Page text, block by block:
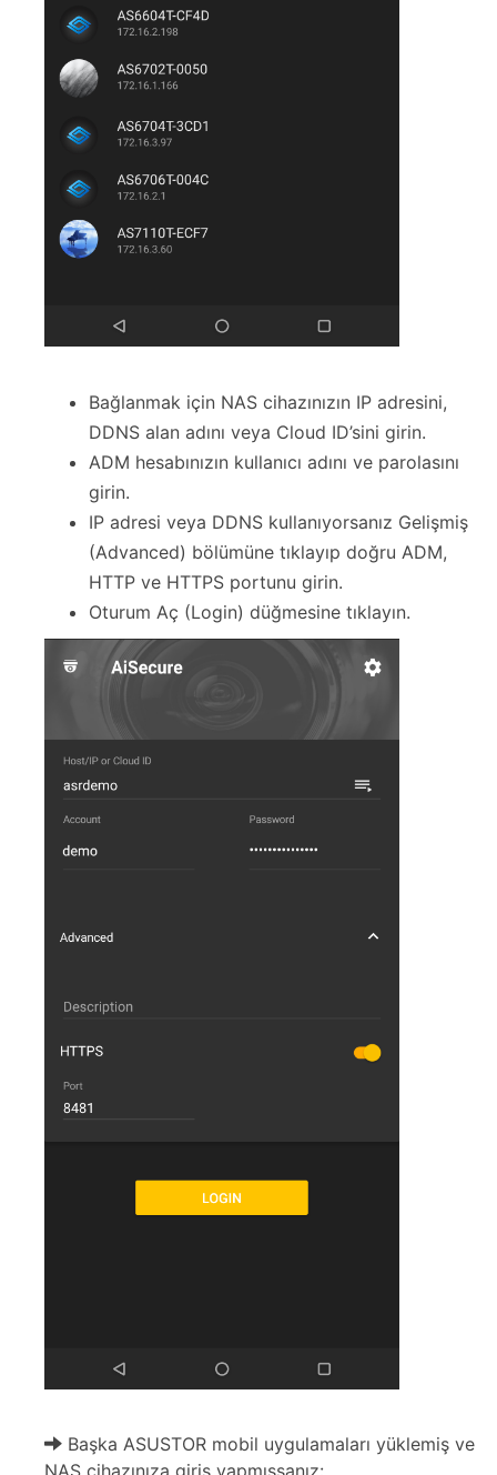
Bağlanmak için NAS cihazınızın IP adresini,
DDNS alan adını veya Cloud ID’sini girin.
ADM hesabınızın kullanıcı adını ve parolasını
girin.
IP adresi veya DDNS kullanıyorsanız Gelişmiş
(Advanced) bölümüne tıklayıp doğru ADM,
HTTP ve HTTPS portunu girin.
Oturum Aç (Login) düğmesine tıklayın.
Başka ASUSTOR mobil uygulamaları yüklemiş ve
NAS cihazınıza giriş yapmışsanız: